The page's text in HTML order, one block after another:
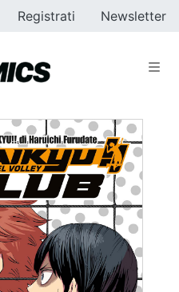
Registrati Newsletter